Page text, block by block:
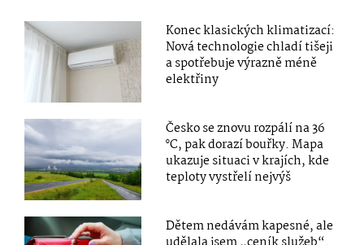
Konec klasických klimatizací:
Nová technologie chladí tišeji
a spotřebuje výrazně méně
elektřiny
Česko se znovu rozpálí na 36
°C, pak dorazí bouřky. Mapa
ukazuje situaci v krajích, kde
teploty vystřelí nejvýš
Dětem nedávám kapesné, ale